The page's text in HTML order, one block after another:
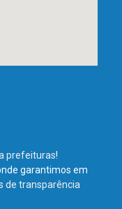
prefeituras!
garantimos em
de transparência